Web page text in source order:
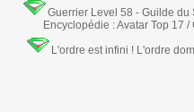
Guerrier Level 58 - Guilde
Encyclopédie : Avatar Top 17 /
L'ordre est infini ! L'ordre